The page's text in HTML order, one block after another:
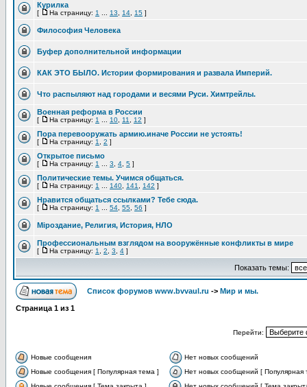
Курилка
[ На страницу: 1 13 14 15 ]
Философия Человека
Буфер дополнительной информации
КАК ЭТО БЫЛО. Истории формирования и развала Империй.
Что распыляют над городами и весями Руси. Химтрейлы.
Военная реформа в России
[ На страницу: 1 10 11 12 ]
Пора перевооружать армию.иначе России не устоять!
[ На страницу: 1 2 ]
Открытое письмо
[ На страницу: 1 3 4 5 ]
Политические темы. Учимся общаться.
[ На страницу: 1 140 141 142 ]
Нравится общаться ссылками? Тебе сюда.
[ На страницу: 1 54 55 56 ]
Мiроздание, Религия, История, НЛО
Профессиональным взглядом на вооружённые конфликты в мире
[ На страницу: 1 2 3 4 ]
Показать темы:
Список форумов www.bvvaul.ru -> Мир и мы.
Страница 1 из 1
Перейти:
Новые сообщения
Нет новых сообщений
Новые сообщения [ Популярная тема ]
Нет новых сообщений [ Популярная